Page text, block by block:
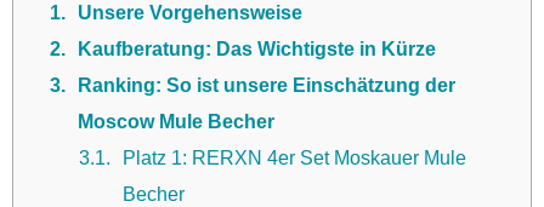
1
Unsere Vorgehensweise
2
Kaufberatung: Das Wichtigste in Kürze
3
Ranking: So ist unsere Einschätzung der
Moscow Mule Becher
3.1
Platz 1: RERXN 4er Set Moskauer Mule
Becher